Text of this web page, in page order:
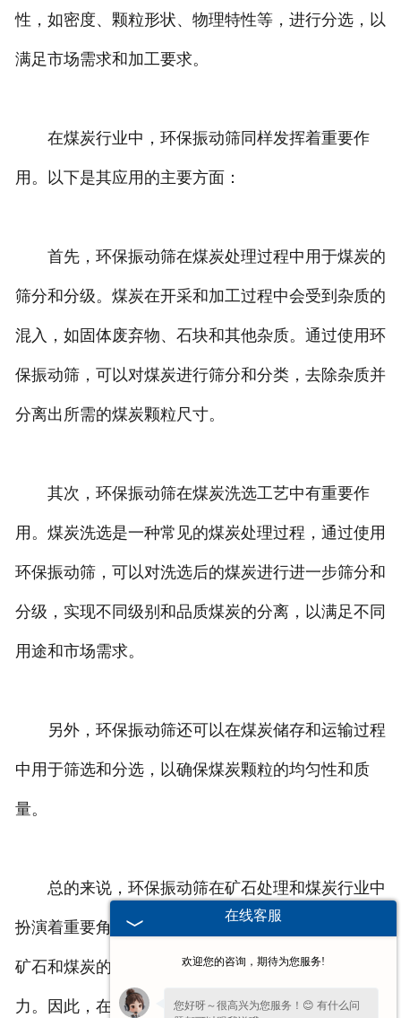
性，如密度、颗粒形状、物理特性等，进行分选，以
满足市场需求和加工要求。
在煤炭行业中，环保振动筛同样发挥着重要作
用。以下是其应用的主要方面：
首先，环保振动筛在煤炭处理过程中用于煤炭的
筛分和分级。煤炭在开采和加工过程中会受到杂质的
混入，如固体废弃物、石块和其他杂质。通过使用环
保振动筛，可以对煤炭进行筛分和分类，去除杂质并
分离出所需的煤炭颗粒尺寸。
其次，环保振动筛在煤炭洗选工艺中有重要作
用。煤炭洗选是一种常见的煤炭处理过程，通过使用
环保振动筛，可以对洗选后的煤炭进行进一步筛分和
分级，实现不同级别和品质煤炭的分离，以满足不同
用途和市场需求。
另外，环保振动筛还可以在煤炭储存和运输过程
中用于筛选和分选，以确保煤炭颗粒的均匀性和质
量。
总的来说，环保振动筛在矿石处理和煤炭行业中
扮演着重要角色。通过筛选和分离作用，它可以确保
矿石和煤炭的质量、减少杂质和提高产品的市场竞争
力。因此，在这两个行业中广泛应用环保振动筛具有
在线客服
欢迎您的咨询，期待为您服务!
您好呀～很高兴为您服务！😊 有什么问